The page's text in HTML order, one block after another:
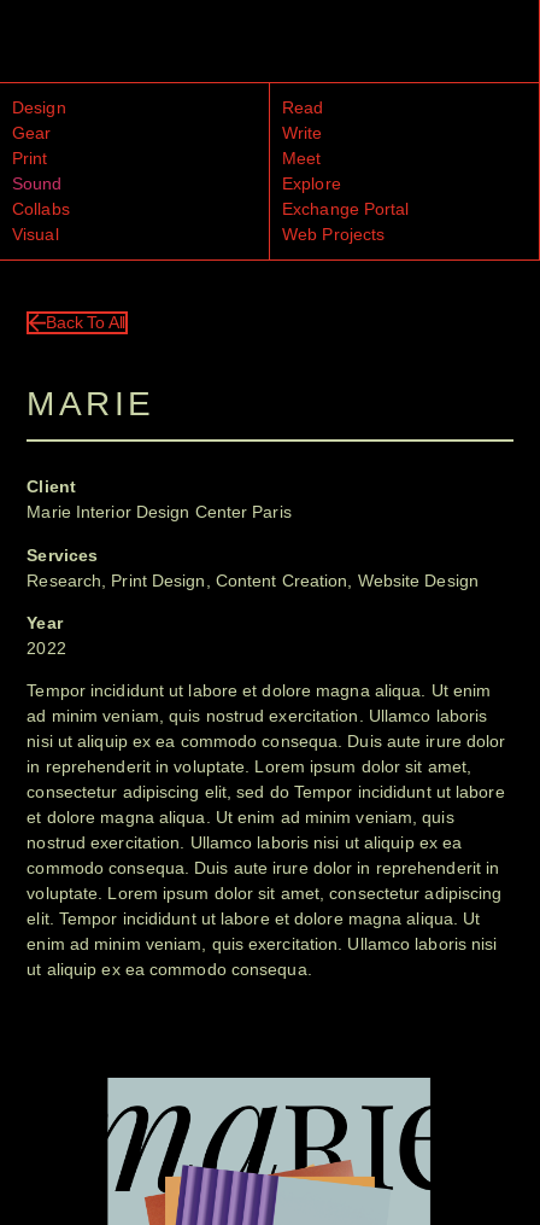
Design
Gear
Print
Sound
Collabs
Visual
Read
Write
Meet
Explore
Exchange Portal
Web Projects
Back To All
MARIE
Client
Marie Interior Design Center Paris
Services
Research, Print Design, Content Creation, Website Design
Year
2022
Tempor incididunt ut labore et dolore magna aliqua. Ut enim
ad minim veniam, quis nostrud exercitation. Ullamco laboris
nisi ut aliquip ex ea commodo consequa. Duis aute irure dolor
in reprehenderit in voluptate. Lorem ipsum dolor sit amet,
consectetur adipiscing elit, sed do Tempor incididunt ut labore
et dolore magna aliqua. Ut enim ad minim veniam, quis
nostrud exercitation. Ullamco laboris nisi ut aliquip ex ea
commodo consequa. Duis aute irure dolor in reprehenderit in
voluptate. Lorem ipsum dolor sit amet, consectetur adipiscing
elit. Tempor incididunt ut labore et dolore magna aliqua. Ut
enim ad minim veniam, quis exercitation. Ullamco laboris nisi
ut aliquip ex ea commodo consequa.